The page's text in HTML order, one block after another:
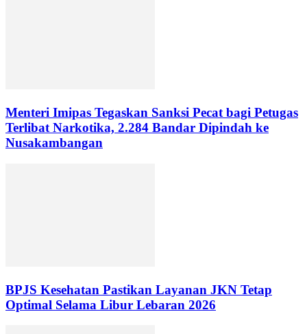
Menteri Imipas Tegaskan Sanksi Pecat bagi Petugas
Terlibat Narkotika, 2.284 Bandar Dipindah ke
Nusakambangan
BPJS Kesehatan Pastikan Layanan JKN Tetap
Optimal Selama Libur Lebaran 2026